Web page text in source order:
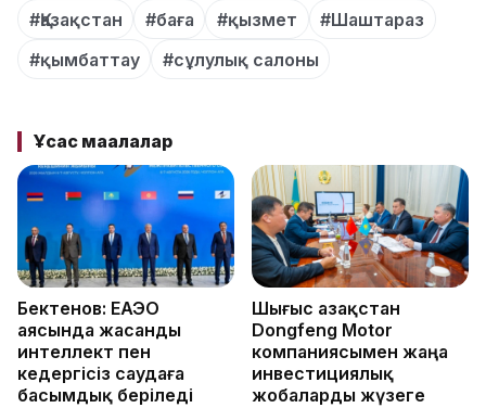
#Қазақстан #баға #қызмет
#Шаштараз
#қымбаттау
#сұлулық салоны
Ұқсас мақалалар
Бектенов: ЕАЭО
аясында жасанды
интеллект пен
кедергісіз саудаға
басымдық беріледі
Шығыс Қазақстан
Dongfeng Motor
компаниясымен жаңа
инвестициялық
жобаларды жүзеге